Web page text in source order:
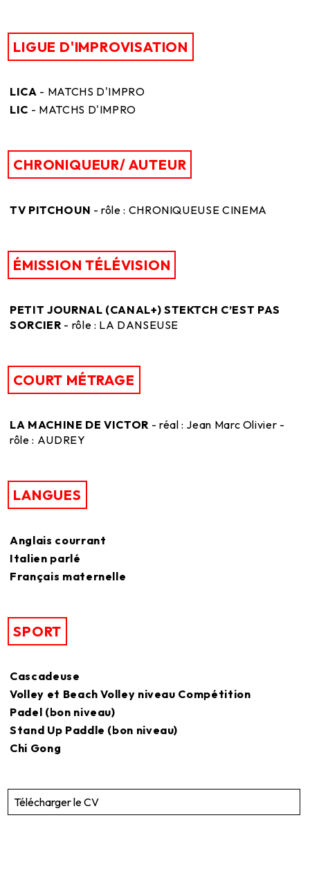
LIGUE D'IMPROVISATION
LICA - MATCHS D'IMPRO
LIC - MATCHS D'IMPRO
CHRONIQUEUR/ AUTEUR
TV PITCHOUN - rôle : CHRONIQUEUSE CINEMA
ÉMISSION TÉLÉVISION
PETIT JOURNAL (CANAL+) STEKTCH C’EST PAS
SORCIER - rôle : LA DANSEUSE
COURT MÉTRAGE
LA MACHINE DE VICTOR - réal : Jean Marc Olivier -
rôle : AUDREY
LANGUES
Anglais courrant
Italien parlé
Français maternelle
SPORT
Cascadeuse
Volley et Beach Volley niveau Compétition
Padel (bon niveau)
Stand Up Paddle (bon niveau)
Chi Gong
Télécharger le CV